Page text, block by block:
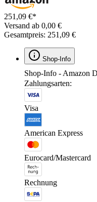
251,09 €*
Versand ab 0,00 €
Gesamtpreis: 251,09 €
Shop-Info
Shop-Info - Amazon
Zahlungsarten:
Visa
American Express
Eurocard/Mastercard
Rechnung